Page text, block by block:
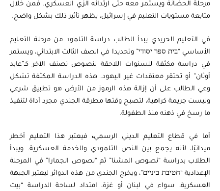
مرحلة الحضانة ويستمر معه حتى ارتدائه الزي العسكري. فمن خلال
متابعة مستويات التعليم في إسرائيل، يظهر تأثير ذلك بشكل واضح.
في التعليم الحريدي يبدأ الطالب دراسة التلمود من مرحلة التعليم
الأساسي “בית ספר יסודי” وتحديدا في الصف الثالث الابتدائي، ويستمر
في دراسة مكثفة للسنوات اللاحقة لنصوص تصنف الآخر كـ”عابد
أوثان” أو تحتقر معتقدات غير اليهود. هذه الدراسة المكثفة تشكل
وعي الطالب على أن إزالة هذه الرموز من الأرض هو تطبيق شرعي
وليست جريمة كراهية، لتصبح وقتها مطرقة الجندي مجرد أداة لتنفيذ
ما رسخ في ذهنه منذ الطفولة.
أما في قطاع التعليم الديني الرسمي، فيعتبر هذا التعليم أخطر
ميدانيًا، لأنه يجمع بين النص التلمودي والخدمة العسكرية. ويبدأ
الطلاب بدراسة “نصوص المشنا” ثم “نصوص الجمارا” في المرحلة
الإعدادية “חטיבת ביניים”، ويخرج الجندي من هذه الدوائر ليعتبر الجبهة
العسكرية، سواء في لبنان أو غزة، امتداد لساحة الدراسة “بيت